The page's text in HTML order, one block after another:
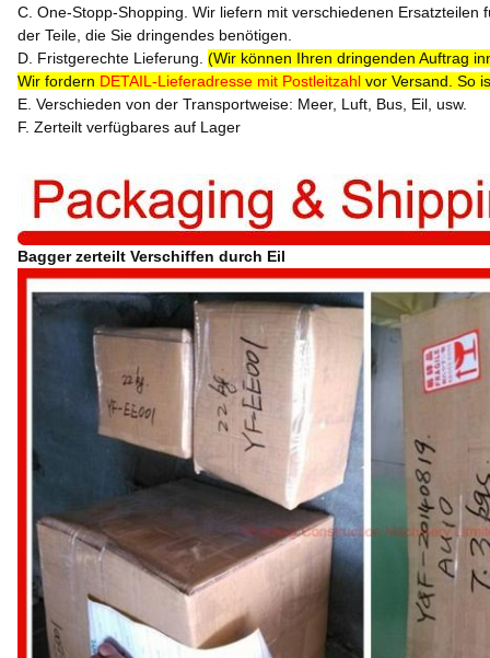
C. One-Stopp-Shopping. Wir liefern mit verschiedenen
der Teile, die Sie dringendes benötigen.
D. Fristgerechte Lieferung. (Wir können Ihren dringenden Auftrag
Wir fordern DETAIL-Lieferadresse mit Postleitzahl vor Versand. So
E. Verschieden von der Transportweise: Meer, Luft, Bus, Eil, usw.
F. Zerteilt verfügbares auf Lager
Bagger zerteilt Verschiffen durch Eil